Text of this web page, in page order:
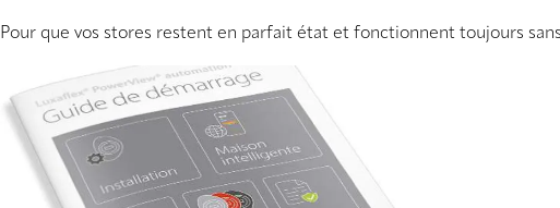
Pour que vos stores restent en parfait état et fonctionnent toujours